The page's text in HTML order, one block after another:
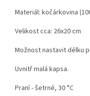
Materiál: kočárkovina
Velikost cca: 26x20 cm
Možnost nastavit délku
Uvnitř malá kapsa.
Praní - šetrné, 30 °C